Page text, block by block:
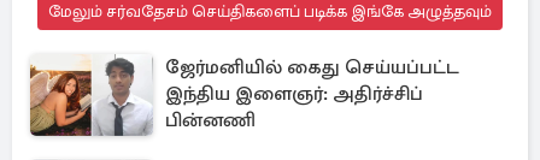
மேலும் சர்வதேசம் செய்திகளைப் படிக்க இங்கே அழுத்தவும்
ஜேர்மனியில் கைது செய்யப்பட்ட
இந்திய இளைஞர்: அதிர்ச்சிப்
பின்னணி